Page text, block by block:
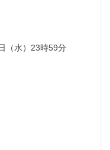
（水）23時59分